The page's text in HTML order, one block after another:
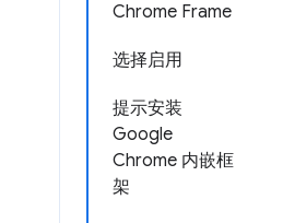
Chrome Frame
选择启用
提示安装
Google
Chrome 内嵌框
架